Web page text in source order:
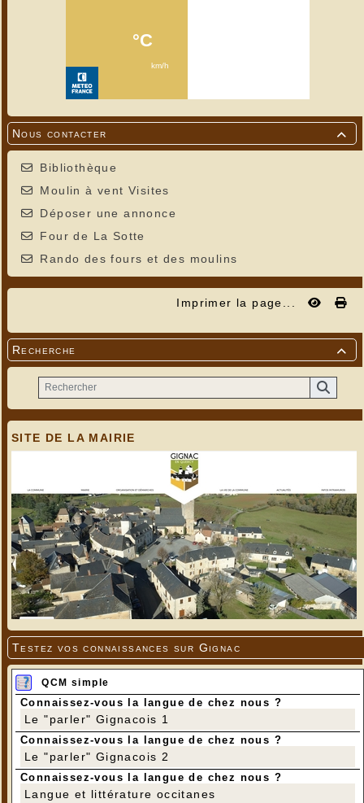

Nous contacter
Bibliothèque
Moulin à vent Visites
Déposer une annonce
Four de La Sotte
Rando des fours et des moulins
Imprimer la page...

Recherche
SITE DE LA MAIRIE
Testez vos connaissances sur Gignac
QCM simple
Connaissez-vous la langue de chez nous ?
Le "parler" Gignacois 1
Connaissez-vous la langue de chez nous ?
Le "parler" Gignacois 2
Connaissez-vous la langue de chez nous ?
Langue et littérature occitanes
---
Vue sur la vallée
---
Photos Jean-Pierre Gaillard et Didier Leclère